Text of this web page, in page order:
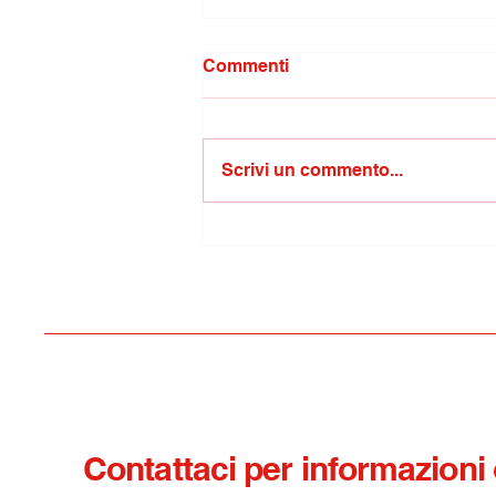
Samuele Mele
Commenti
Scrivi un commento...
Contattaci per informazioni